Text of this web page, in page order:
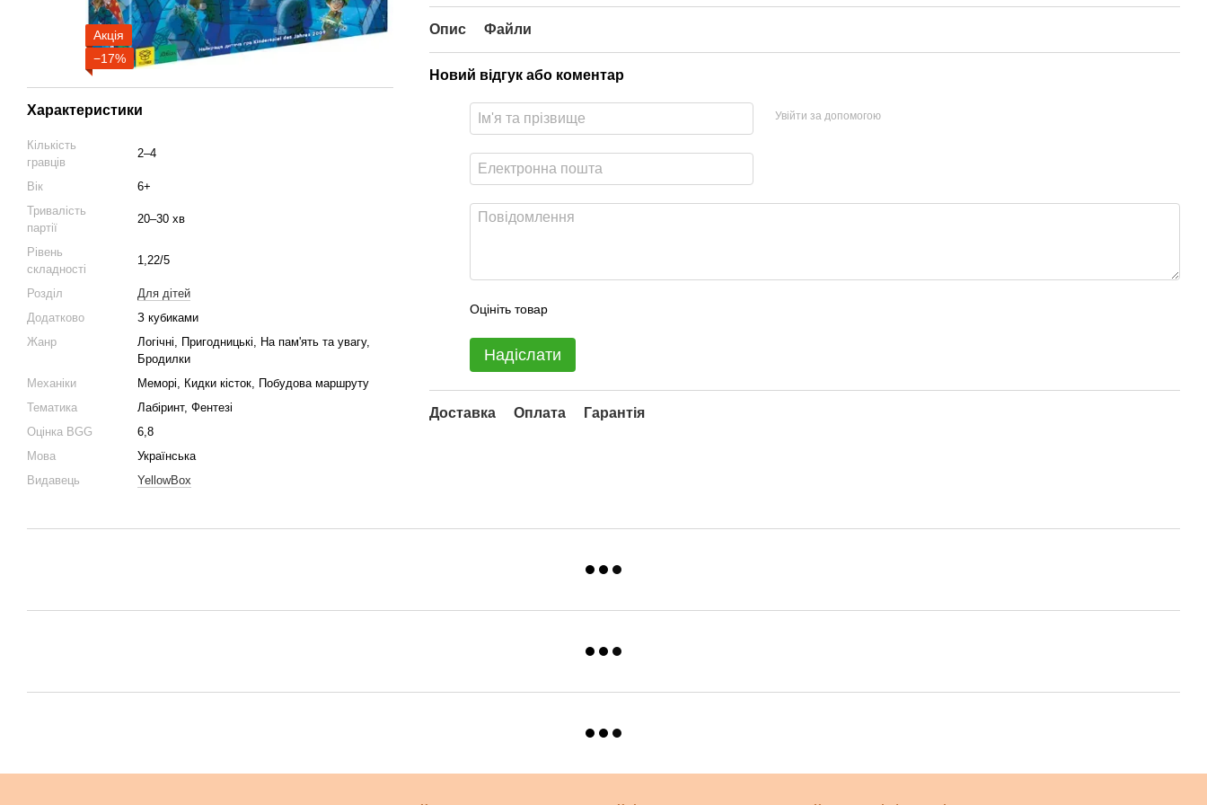
Акція
−17%
Характеристики
Кількість
гравців
2–4
Вік
6+
Тривалість
партії
20–30 хв
Рівень
складності
1,22/5
Розділ
Для дітей
Додатково
З кубиками
Жанр
Логічні, Пригодницькі, На пам'ять та увагу,
Бродилки
Механіки
Меморі, Кидки кісток, Побудова маршруту
Тематика
Лабіринт, Фентезі
Оцінка BGG
6,8
Мова
Українська
Видавець
YellowBox
Опис Файли
Новий відгук або коментар
Увійти за допомогою
Оцініть товар
Надіслати
Доставка Оплата Гарантія